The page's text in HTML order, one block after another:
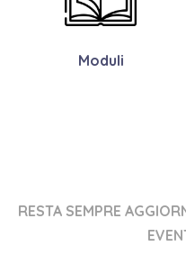
Moduli
RESTA SEMPRE